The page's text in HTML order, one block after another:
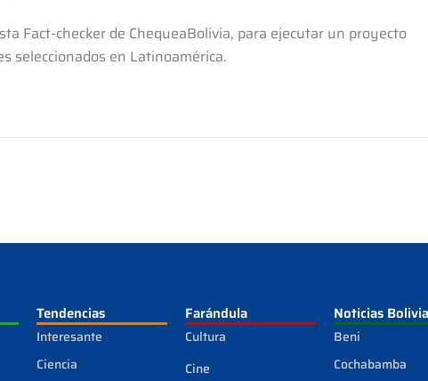
Fact-checker de ChequeaBolivia, para ejecutar un proyecto
seleccionados en Latinoamérica.
Tendencias
Interesante
Ciencia
Farándula
Cultura
Cine
Noticias Bolivia
Beni
Cochabamba